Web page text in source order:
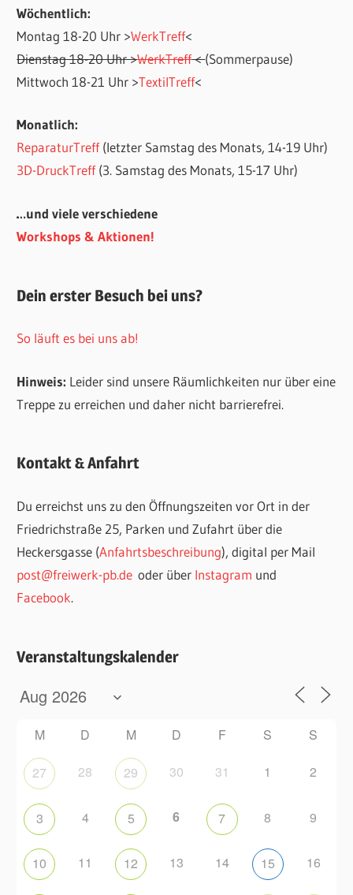
Wöchentlich:
Montag 18-20 Uhr >WerkTreff<
Dienstag 18-20 Uhr >WerkTreff<(Sommerpause)
Mittwoch 18-21 Uhr >TextilTreff<
Monatlich:
ReparaturTreff(letzter Samstag des Monats, 14-19 Uhr)
3D-DruckTreff(3. Samstag des Monats, 15-17 Uhr)
…und viele verschiedene
Workshops & Aktionen!
Dein erster Besuch bei uns?
So läuft es bei uns ab!
Hinweis: Leider sind unsere Räumlichkeiten nur über eine
Treppe zu erreichen und daher nicht barrierefrei.
Kontakt & Anfahrt
Du erreichst uns zu den Öffnungszeiten vor Ort in der
Friedrichstraße 25, Parken und Zufahrt über die
Heckersgasse (Anfahrtsbeschreibung), digital per Mail
post@freiwerk-pb.de oder über Instagram und
Facebook.
Veranstaltungskalender
M D M D F S S
27 28 29 30 31 1 2
3 4 5 6 7 8 9
10 11 12 13 14 15 16